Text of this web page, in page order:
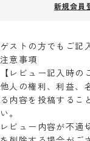
新規会員
ゲストの方でもご記
注意事項
【レビュー記入時の
他人の権利、利益、
る内容を投稿するこ
い。
レビュー内容が不適